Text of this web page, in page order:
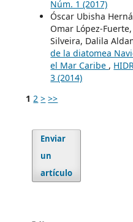
Núm. 1 (2017)
Óscar Ubisha
Omar López-
Silveira, Dalila
de la diatomea
el Mar Caribe ,
3 (2014)
1 2 > >>
Enviar
un
artículo